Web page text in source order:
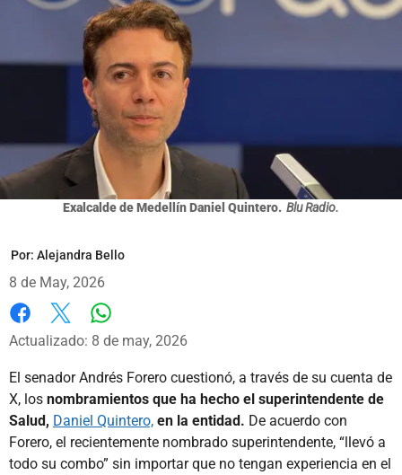
Exalcalde de Medellín Daniel Quintero. Blu Radio.
Por: Alejandra Bello
8 de May, 2026
Facebook
X
Actualizado: 8 de may, 2026
El senador Andrés Forero cuestionó, a través de su cuenta de
X, los nombramientos que ha hecho el superintendente de
Salud, Daniel Quintero, en la entidad. De acuerdo con
Forero, el recientemente nombrado superintendente, “llevó a
todo su combo” sin importar que no tengan experiencia en el